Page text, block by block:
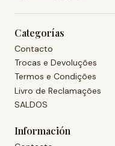
Categorías
Contacto
Trocas e Devoluções
Termos e Condições
Livro de Reclamações
SALDOS
Información